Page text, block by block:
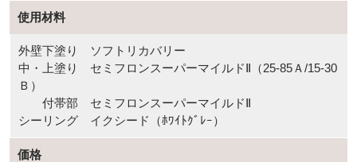
使用材料
外壁下塗り ソフトリカバリー
中・上塗り セミフロンスーパーマイルドⅡ（25-85Ａ/15-30
Ｂ）
付帯部 セミフロンスーパーマイルドⅡ
シーリング イクシード（ﾎﾜｲﾄｸﾞﾚｰ）
価格